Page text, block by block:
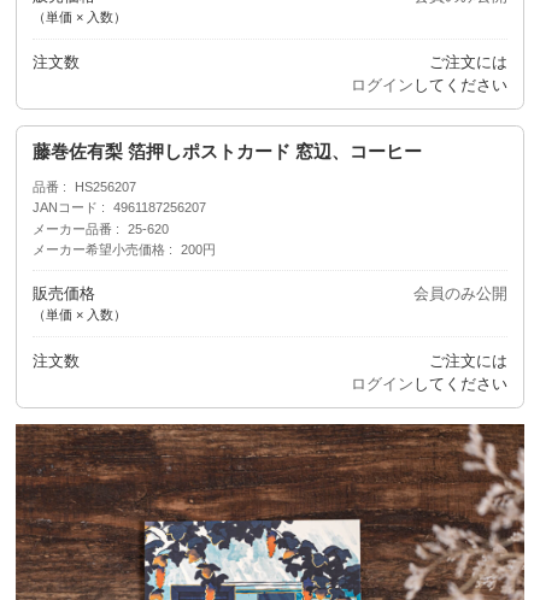
（単価 × 入数）
注文数
ご注文には
ログイン してください
藤巻佐有梨 箔押しポストカード 窓辺、コーヒー
品番
HS256207
JANコード
4961187256207
メーカー品番
25-620
メーカー希望小売価格
200円
販売価格
（単価 × 入数）
会員のみ公開
注文数
ご注文には
ログイン してください